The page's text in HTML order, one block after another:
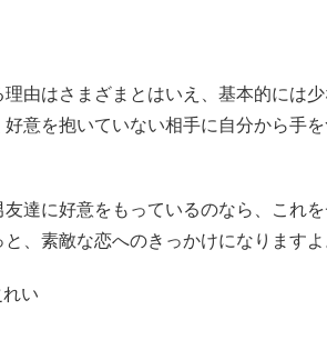
由はさまざまとはいえ、基本的には
意を抱いていない相手に自分から手
友達に好意をもっているのなら、これ
、素敵な恋へのきっかけになりますよ
い